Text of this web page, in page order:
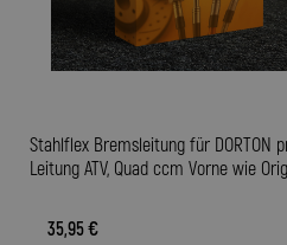
Stahlflex Bremsleitung für DORTON
Leitung ATV, Quad ccm Vorne wie
35,95 €